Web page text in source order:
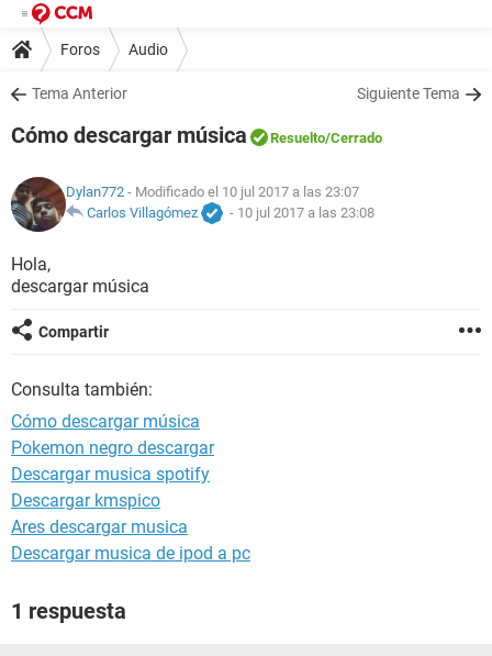
Foros Audio
Tema Anterior Siguiente Tema
Cómo descargar música Resuelto/Cerrado
Dylan772 - Modificado el 10 jul 2017 a las 23:07
Carlos Villagómez
- 10 jul 2017 a las 23:08
Hola,
descargar música
Compartir
Consulta también:
Cómo descargar música
Pokemon negro descargar
Descargar musica spotify
Descargar kmspico
Ares descargar musica
Descargar musica de ipod a pc
1 respuesta